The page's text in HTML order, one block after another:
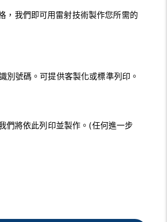
，我們即可用雷射技術製作您所需的
別號碼。可提供客製化或標準列印。
們將依此列印並製作。(任何進一步